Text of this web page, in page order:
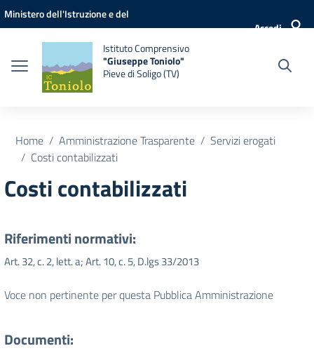
Vai ai contenuti
Vai al menu di navigazione
Vai al footer
Ministero dell'Istruzione e del
Accedi
Istituto Comprensivo
"Giuseppe Toniolo"
Pieve di Soligo (TV)
Home Amministrazione Trasparente
Servizi erogati
Costi contabilizzati
Costi contabilizzati
Riferimenti normativi:
Art. 32, c. 2, lett. a; Art. 10, c. 5, D.lgs 33/2013
Voce non pertinente per questa Pubblica Amministrazione
Documenti: